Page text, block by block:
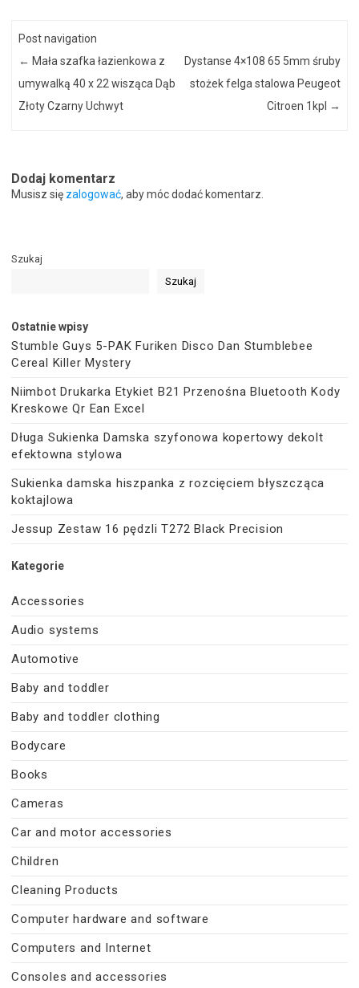
Post navigation
← Mała szafka łazienkowa z
umywalką 40 x 22 wisząca Dąb
Złoty Czarny Uchwyt
Dystanse 4×108 65 5mm śruby
stożek felga stalowa Peugeot
Citroen 1kpl →
Dodaj komentarz
Musisz się zalogować, aby móc dodać komentarz.
Szukaj
Szukaj
Ostatnie wpisy
Stumble Guys 5-PAK Furiken Disco Dan Stumblebee
Cereal Killer Mystery
Niimbot Drukarka Etykiet B21 Przenośna Bluetooth Kody
Kreskowe Qr Ean Excel
Długa Sukienka Damska szyfonowa kopertowy dekolt
efektowna stylowa
Sukienka damska hiszpanka z rozcięciem błyszcząca
koktajlowa
Jessup Zestaw 16 pędzli T272 Black Precision
Kategorie
Accessories
Audio systems
Automotive
Baby and toddler
Baby and toddler clothing
Bodycare
Books
Cameras
Car and motor accessories
Children
Cleaning Products
Computer hardware and software
Computers and Internet
Consoles and accessories